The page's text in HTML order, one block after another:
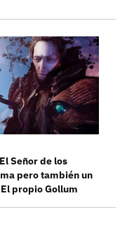
Señor de los
pero también un
propio Gollum